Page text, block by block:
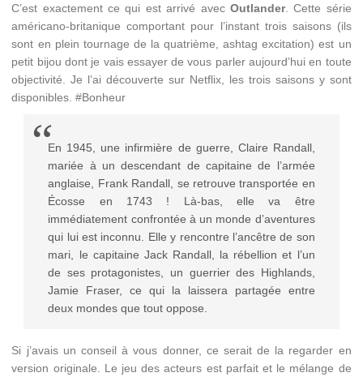
C’est exactement ce qui est arrivé avec Outlander. Cette série
américano-britanique comportant pour l’instant trois saisons (ils
sont en plein tournage de la quatrième, ashtag excitation) est un
petit bijou dont je vais essayer de vous parler aujourd’hui en toute
objectivité. Je l’ai découverte sur Netflix, les trois saisons y sont
disponibles. #Bonheur
En 1945, une infirmière de guerre, Claire Randall,
mariée à un descendant de capitaine de l’armée
anglaise, Frank Randall, se retrouve transportée en
Écosse en 1743 ! Là-bas, elle va être
immédiatement confrontée à un monde d’aventures
qui lui est inconnu. Elle y rencontre l’ancêtre de son
mari, le capitaine Jack Randall, la rébellion et l’un
de ses protagonistes, un guerrier des Highlands,
Jamie Fraser, ce qui la laissera partagée entre
deux mondes que tout oppose.
Si j’avais un conseil à vous donner, ce serait de la regarder en
version originale. Le jeu des acteurs est parfait et le mélange de